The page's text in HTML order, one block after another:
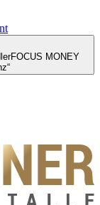
FOCUS MONEY